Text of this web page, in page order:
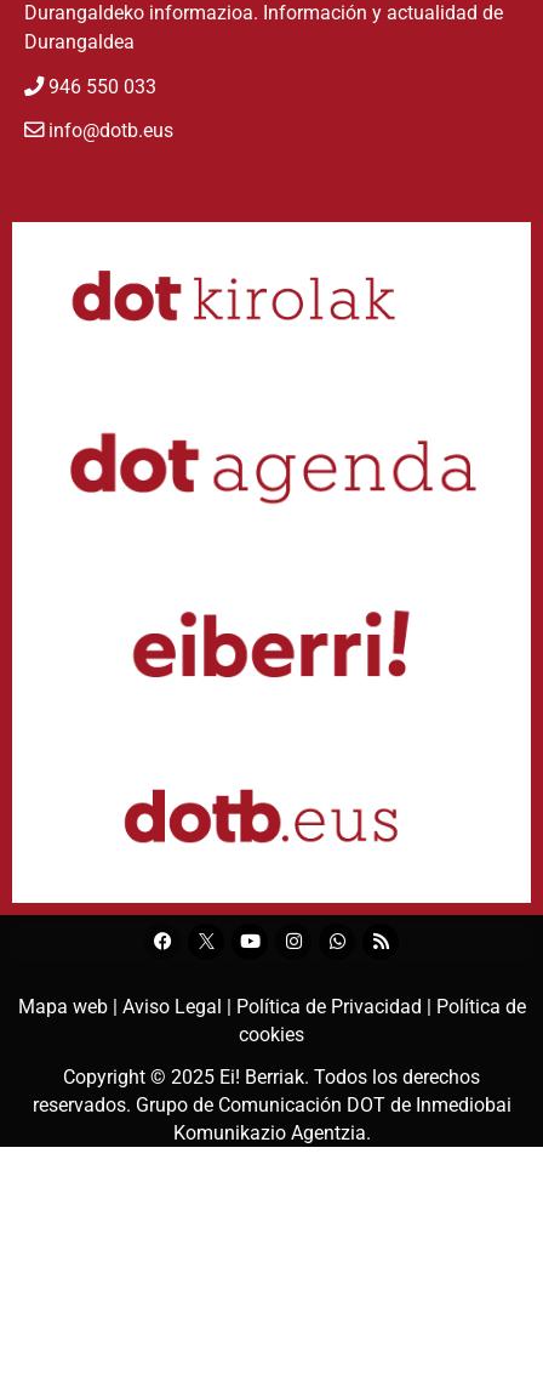
Durangaldeko informazioa. Información y actualidad de
Durangaldea
946 550 033
info@dotb.eus
Mapa web | Aviso Legal | Política de Privacidad | Política de
cookies
Copyright © 2025 Ei! Berriak. Todos los derechos
reservados. Grupo de Comunicación DOT de Inmediobai
Komunikazio Agentzia.